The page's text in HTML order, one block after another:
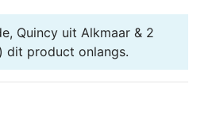
Quincy uit Alkmaar & 2
dit product onlangs.